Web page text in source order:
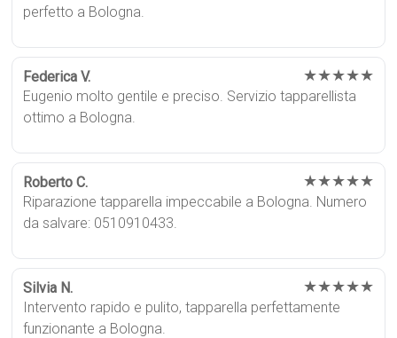
perfetto a Bologna.
Federica V. ★★★★★
Eugenio molto gentile e preciso. Servizio tapparellista
ottimo a Bologna.
Roberto C. ★★★★★
Riparazione tapparella impeccabile a Bologna. Numero
da salvare: 0510910433.
Silvia N. ★★★★★
Intervento rapido e pulito, tapparella perfettamente
funzionante a Bologna.